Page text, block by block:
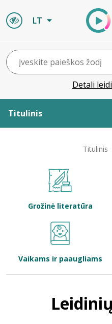
LT
Detali
Titulinis
Bibliotekoms
Titulinis
Grožinė literatūra
Vaikams ir paaugliams